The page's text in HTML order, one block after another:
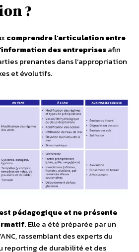
?
comprendre l’articulation entre
des entreprisesafin
prenantes dans l’appropriation
et évolutifs.
pédagogique et ne présente
. Elle a été préparée par un
rassemblant des experts du
reporting de durabilité et des